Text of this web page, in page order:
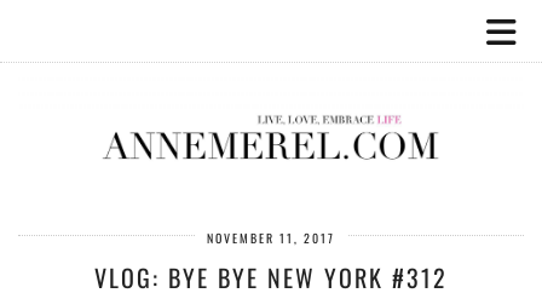
NOVEMBER 11, 2017
VLOG: BYE BYE NEW YORK #312